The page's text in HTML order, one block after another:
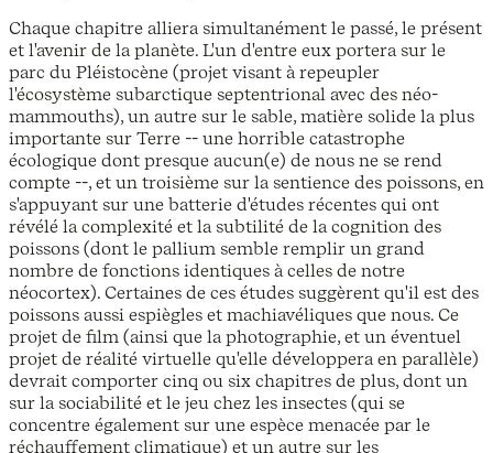
Chaque chapitre alliera simultanément le passé, le présent
et l'avenir de la planète. L'un d'entre eux portera sur le
parc du Pléistocène (projet visant à repeupler
l'écosystème subarctique septentrional avec des néo-
mammouths), un autre sur le sable, matière solide la plus
importante sur Terre -- une horrible catastrophe
écologique dont presque aucun(e) de nous ne se rend
compte --, et un troisième sur la sentience des poissons, en
s'appuyant sur une batterie d'études récentes qui ont
révélé la complexité et la subtilité de la cognition des
poissons (dont le pallium semble remplir un grand
nombre de fonctions identiques à celles de notre
néocortex). Certaines de ces études suggèrent qu'il est des
poissons aussi espiègles et machiavéliques que nous. Ce
projet de film (ainsi que la photographie, et un éventuel
projet de réalité virtuelle qu'elle développera en parallèle)
devrait comporter cinq ou six chapitres de plus, dont un
sur la sociabilité et le jeu chez les insectes (qui se
concentre également sur une espèce menacée par le
réchauffement climatique) et un autre sur les